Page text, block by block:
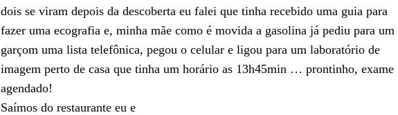
dois se viram depois da descoberta eu falei que tinha recebido uma guia para
fazer uma ecografia e, minha mãe como é movida a gasolina já pediu para um
garçom uma lista telefônica, pegou o celular e ligou para um laboratório de
imagem perto de casa que tinha um horário as 13h45min … prontinho, exame
agendado!
Saímos do restaurante eu e